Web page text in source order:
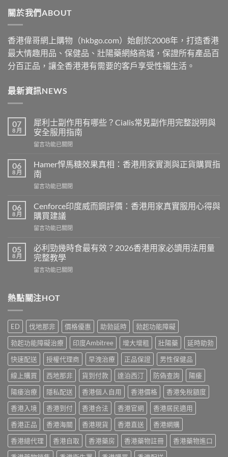
關於我們ABOUT
香港偉哥網上購物（hkbgo.com）始創於2008年，打造香港
最大情趣用品、保健品、壯陽藥網絡商城，保證所有產品百
分百正品，讓全香港港有需要的客戶享受性福生活。
最新資訊NEWS
07
8 月
犀利士副作用有哪些？Cialis常見副作用完整說明與
安全服用指南
在
利
士
副
作
有
哪
些？
Cialis
見
副
用
說
安
全
服
用
指
南〉
中
留言功能已關閉
06
8 月
Hamer悍馬糖效果真相：香港用家實測與正貨購買指
南
在
悍
馬
糖
效
真
相：
香
港
實
正
貨
購
買
指
南〉
中
留言功能已關閉
06
8 月
Cenforce印度威而鋼評價：香港用家真實服用心得與
購買建議
在
印
度
威
而
價：
用
家
真
實
服
用
心
得
與
購
買
建
議〉
中
留言功能已關閉
05
8 月
必利勁幾時食最有效？2026香港用家必讀用法用量
完整教學
在
勁
幾
食
最
有
效？
2026
香
港
用
家
必
讀
用
法
用
量
完
留言功能已關閉
熱點關注HOT
ED 伐地那非 價格優惠 助勃延時
勃起功能障礙
勃起功能障礙治療
印度Ambitree 增大增粗 壯陽藥
延時助勃
快速配送
授權代理商 早洩治療 正品保證
男性保健品
線上購買
西地那非 貨到付款 達泊西汀 防偽查詢
陽痿
陽痿治療
隱私配送 香港個人自用 香港價格
香港免稅額度
香港入境
香港到付 香港合法 香港官網
香港居民適用
香港正品
香港海關 香港現貨 香港直送
香港網購
香港總代理
香港自取 香港藥房 香港藥物註冊
香港藥物進口